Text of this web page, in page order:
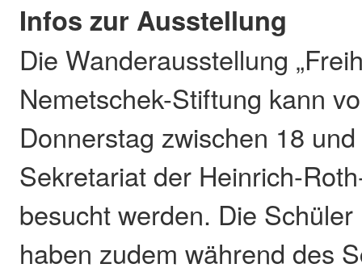
Infos zur Ausstellung
Die Wanderausstellung
Nemetschek-Stiftung kann
Donnerstag zwischen 18
Sekretariat der Heinrich-
besucht werden. Die
haben zudem während des